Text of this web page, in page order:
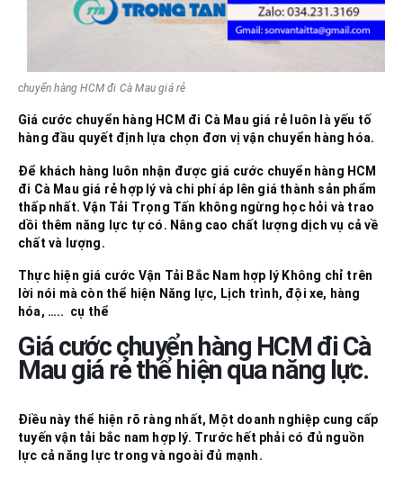
chuyển hàng HCM đi Cà Mau giá rẻ
Giá cước chuyển hàng HCM đi Cà Mau giá rẻ luôn là yếu tố
hàng đầu quyết định lựa chọn đơn vị vận chuyển hàng hóa.
Để khách hàng luôn nhận được giá cước chuyển hàng HCM
đi Cà Mau giá rẻ hợp lý và chi phí áp lên giá thành sản phẩm
thấp nhất. Vận Tải Trọng Tấn không ngừng học hỏi và trao
dồi thêm năng lực tự có. Nâng cao chất lượng dịch vụ cả về
chất và lượng.
Thực hiện giá cước Vận Tải Bắc Nam hợp lý Không chỉ trên
lời nói mà còn thể hiện Năng lực, Lịch trình, đội xe, hàng
hóa, ….. cụ thể
Giá cước chuyển hàng HCM đi Cà
Mau giá rẻ thể hiện qua năng lực.
Điều này thể hiện rõ ràng nhất, Một doanh nghiệp cung cấp
tuyến vận tải bắc nam hợp lý. Trước hết phải có đủ nguồn
lực cả năng lực trong và ngoài đủ mạnh.